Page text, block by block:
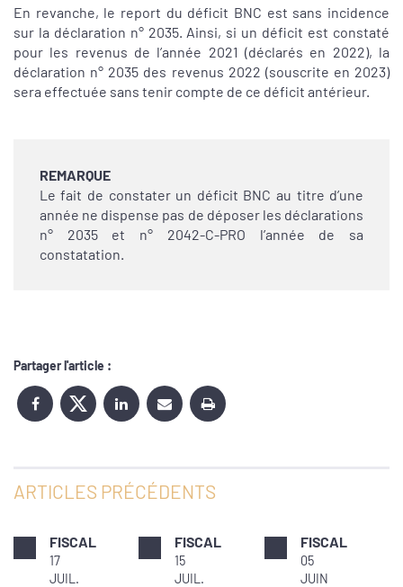
En revanche, le report du déficit BNC est sans incidence
sur la déclaration n° 2035. Ainsi, si un déficit est constaté
pour les revenus de l’année 2021 (déclarés en 2022), la
déclaration n° 2035 des revenus 2022 (souscrite en 2023)
sera effectuée sans tenir compte de ce déficit antérieur.
REMARQUE
Le fait de constater un déficit BNC au titre d’une
année ne dispense pas de déposer les déclarations
n° 2035 et n° 2042-C-PRO l’année de sa
constatation.
Partager l'article :
ARTICLES PRÉCÉDENTS
FISCAL
17
JUIL.
FISCAL
15
JUIL.
FISCAL
05
JUIN